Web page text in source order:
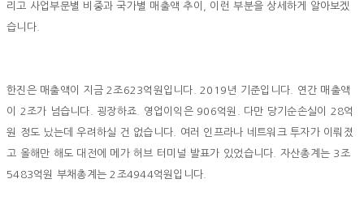
리고 사업부문별 비중과 국가별 매출액 추이, 이런 부분을 상세하게 알아보겠
습니다.
한진은 매출액이 지금 2조623억원입니다. 2019년 기준입니다. 연간 매출액
이 2조가 넘습니다. 굉장하죠. 영업이익은 906억원. 다만 당기순손실이 28억
원 정도 났는데 우려하실 건 없습니다. 여러 인프라나 네트워크 투자가 이뤄졌
고 올해만 해도 대전에 메가 허브 터미널 발표가 있었습니다. 자산총계는 3조
5483억원 부채총계는 2조4944억원입니다.